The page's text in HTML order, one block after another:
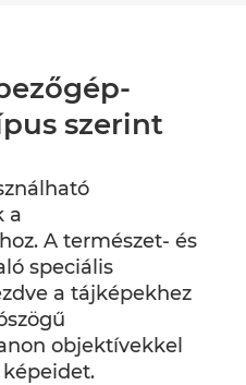
szerint
a
A természet- és
speciális
a tájképekhez
objektívekkel